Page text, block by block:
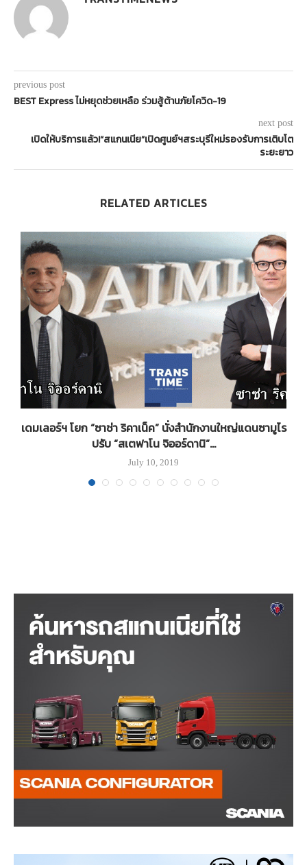
previous post
BEST Express ไม่หยุดช่วยเหลือ ร่วมสู้ต้านภัยโควิด-19
next post
เปิดให้บริการแล้ว!“สแกนเนีย”เปิดศูนย์ฯสระบุรีใหม่รองรับการเติบโต
ระยะยาว
RELATED ARTICLES
เดมเลอร์ฯ โยก “ซาช่า ริคาเน็ค” นั่งสำนักงานใหญ่แดนซามูไร
ปรับ “สเตฟาโน จิออร์ดานิ”...
July 10, 2019